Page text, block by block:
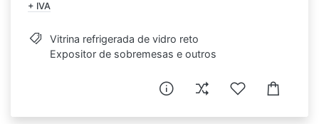
+ IVA
Vitrina refrigerada de vidro reto
Expositor de sobremesas e outros